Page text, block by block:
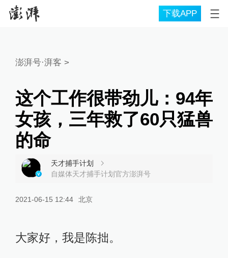
下载APP
澎湃号·湃客 >
这个工作很带劲儿：94年
女孩，三年救了60只猛兽
的命
天才捕手计划
自媒体天才捕手计划官方澎湃号
2021-06-15 12:44 北京
大家好，我是陈拙。